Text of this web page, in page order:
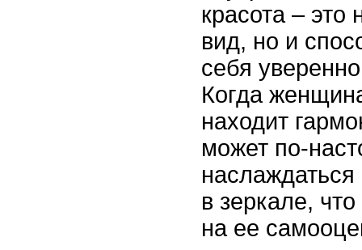
красота – это
вид, но и
себя
Когда
находит
может по-
в зеркале,
на ее